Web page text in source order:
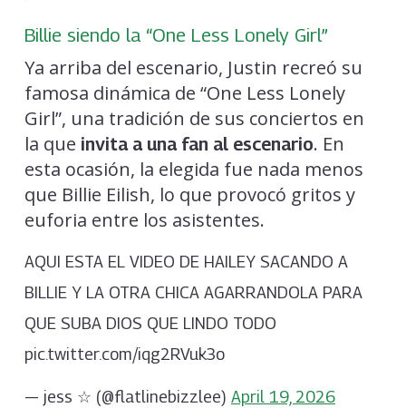
Billie siendo la “One Less Lonely Girl”
Ya arriba del escenario, Justin recreó su
famosa dinámica de “One Less Lonely
Girl”, una tradición de sus conciertos en
la que invita a una fan al escenario. En
esta ocasión, la elegida fue nada menos
que Billie Eilish, lo que provocó gritos y
euforia entre los asistentes.
AQUI ESTA EL VIDEO DE HAILEY SACANDO A
BILLIE Y LA OTRA CHICA AGARRANDOLA PARA
QUE SUBA DIOS QUE LINDO TODO
pic.twitter.com/iqg2RVuk3o
— jess ☆ (@flatlinebizzlee) April 19, 2026